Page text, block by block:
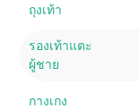
ถุงเท้า
รองเท้าแตะ
ผู้ชาย
กางเกง